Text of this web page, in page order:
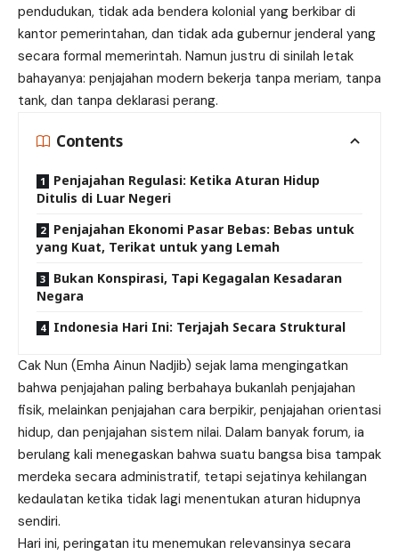
pendudukan, tidak ada bendera kolonial yang berkibar di
kantor pemerintahan, dan tidak ada gubernur jenderal yang
secara formal memerintah. Namun justru di sinilah letak
bahayanya: penjajahan modern bekerja tanpa meriam, tanpa
tank, dan tanpa deklarasi perang.
Contents
Penjajahan Regulasi: Ketika Aturan Hidup
Ditulis di Luar Negeri
Penjajahan Ekonomi Pasar Bebas: Bebas untuk
yang Kuat, Terikat untuk yang Lemah
Bukan Konspirasi, Tapi Kegagalan Kesadaran
Negara
Indonesia Hari Ini: Terjajah Secara Struktural
Cak Nun (Emha Ainun Nadjib) sejak lama mengingatkan
bahwa penjajahan paling berbahaya bukanlah penjajahan
fisik, melainkan penjajahan cara berpikir, penjajahan orientasi
hidup, dan penjajahan sistem nilai. Dalam banyak forum, ia
berulang kali menegaskan bahwa suatu bangsa bisa tampak
merdeka secara administratif, tetapi sejatinya kehilangan
kedaulatan ketika tidak lagi menentukan aturan hidupnya
sendiri.
Hari ini, peringatan itu menemukan relevansinya secara